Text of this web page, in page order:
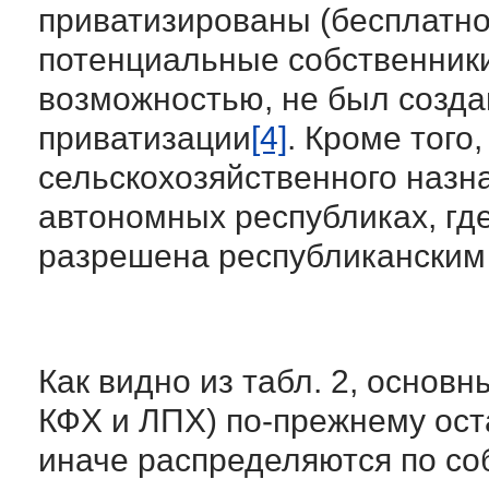
приватизированы
потенциальные
возможностью, не был
приватизации[4]. Кроме
сельскохозяйственного
автономных республиках,
разрешена
Как видно из табл. 2,
КФХ и ЛПХ) по-прежнему
иначе распределяются по